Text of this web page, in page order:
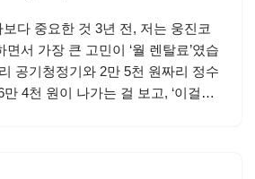
다 중요한 것 3년 전, 저는 웅진코
서 가장 큰 고민이 ‘월 렌탈료’였습
공기청정기와 2만 5천 원짜리 정수
4천 원이 나가는 걸 보고, ‘이걸…